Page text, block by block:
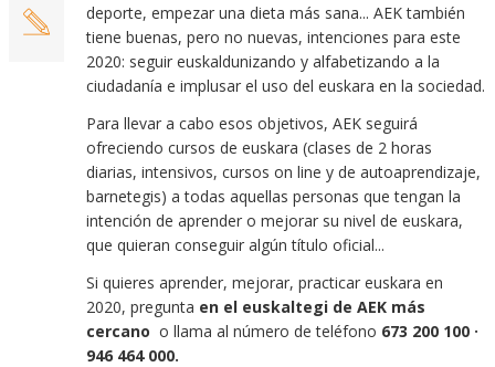
deporte, empezar una dieta más sana... AEK también
tiene buenas, pero no nuevas, intenciones para este
2020: seguir euskaldunizando y alfabetizando a la
ciudadanía e implusar el uso del euskara en la sociedad.
Para llevar a cabo esos objetivos, AEK seguirá
ofreciendo cursos de euskara (clases de 2 horas
diarias, intensivos, cursos on line y de autoaprendizaje,
barnetegis) a todas aquellas personas que tengan la
intención de aprender o mejorar su nivel de euskara,
que quieran conseguir algún título oficial...
Si quieres aprender, mejorar, practicar euskara en
2020, pregunta en el euskaltegi de AEK más
cercano o llama al número de teléfono 673 200 100 ·
946 464 000.